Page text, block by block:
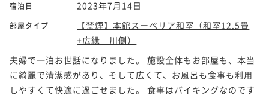
宿泊日 2023年7月14日
部屋タイプ
【禁煙】本館スーペリア和室（和室12.5畳
+広縁 川側）
夫婦で一泊お世話になりました。 施設全体もお部屋も、本当
に綺麗で清潔感があり、そして広くて、お風呂も食事も利用
しやすくて快適に過ごせました。 食事はバイキングなのです